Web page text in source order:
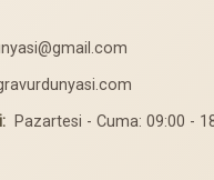
Pazartesi - Cuma: 09:00 -